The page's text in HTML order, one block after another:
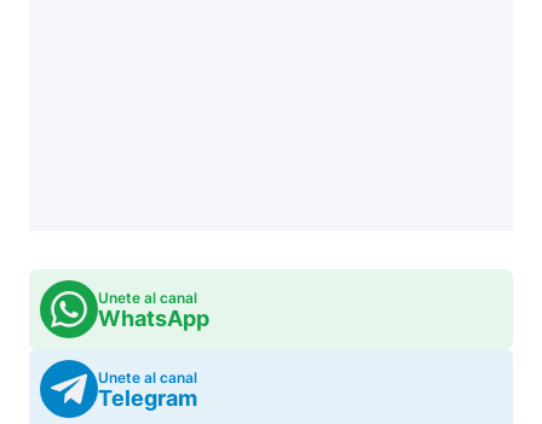
Unete al canal
WhatsApp
Unete al canal
Telegram